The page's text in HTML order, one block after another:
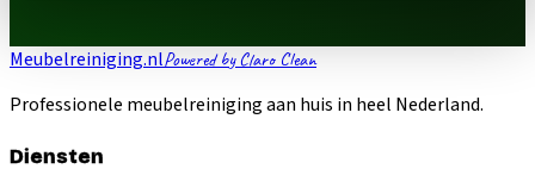
Meubelreiniging.nlPowered by Claro Clean
Professionele meubelreiniging aan huis in heel Nederland.
Diensten